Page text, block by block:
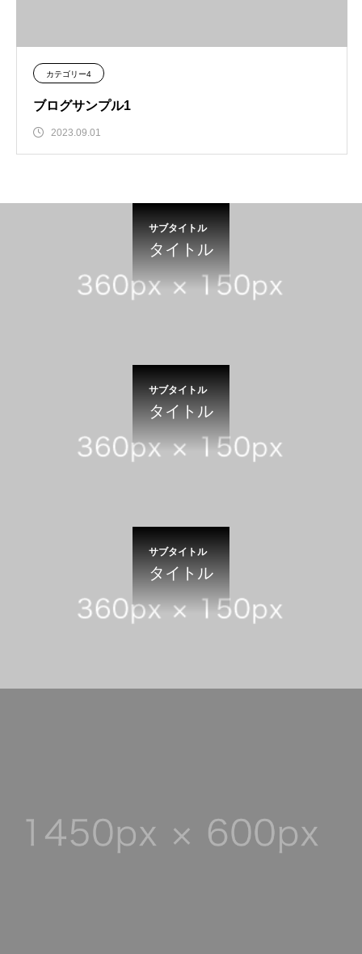
カテゴリー4
ブログサンプル1
2023.09.01
サブタイトル
タイトル
サブタイトル
タイトル
サブタイトル
タイトル